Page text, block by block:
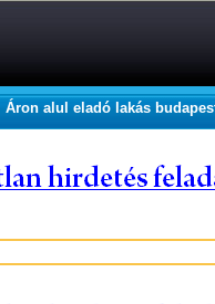
Áron alul eladó lakás